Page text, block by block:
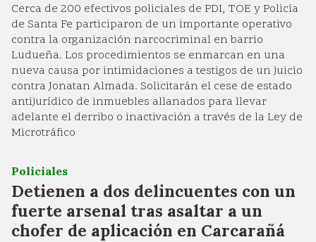
Cerca de 200 efectivos policiales de PDI, TOE y Policía
de Santa Fe participaron de un importante operativo
contra la organización narcocriminal en barrio
Ludueña. Los procedimientos se enmarcan en una
nueva causa por intimidaciones a testigos de un juicio
contra Jonatan Almada. Solicitarán el cese de estado
antijurídico de inmuebles allanados para llevar
adelante el derribo o inactivación a través de la Ley de
Microtráfico
Detienen a dos delincuentes con un
fuerte arsenal tras asaltar a un
chofer de aplicación en Carcarañá
Policiales